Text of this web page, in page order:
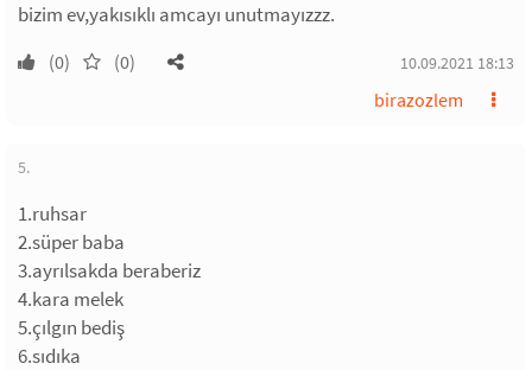
bizim ev,yakısıklı amcayı unutmayızzz.
(0) (0) 10.09.2021 18:13
birazozlem
5.
1.ruhsar
2.süper baba
3.ayrılsakda beraberiz
4.kara melek
5.çılgın bediş
6.sıdıka